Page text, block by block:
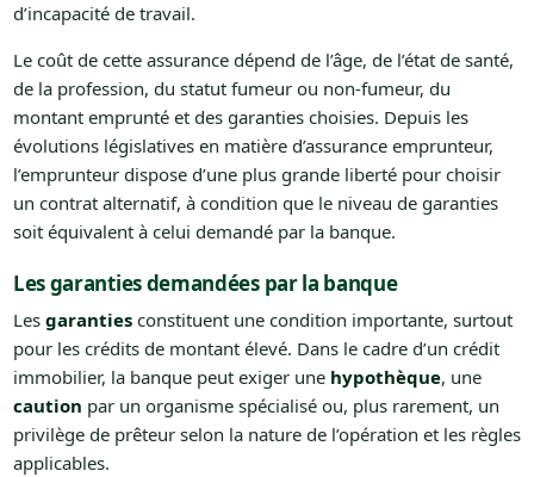
d’incapacité de travail.
Le coût de cette assurance dépend de l’âge, de l’état de santé,
de la profession, du statut fumeur ou non-fumeur, du
montant emprunté et des garanties choisies. Depuis les
évolutions législatives en matière d’assurance emprunteur,
l’emprunteur dispose d’une plus grande liberté pour choisir
un contrat alternatif, à condition que le niveau de garanties
soit équivalent à celui demandé par la banque.
Les garanties demandées par la banque
Les garantiesconstituent une condition importante, surtout
pour les crédits de montant élevé. Dans le cadre d’un crédit
immobilier, la banque peut exiger une hypothèque, une
caution par un organisme spécialisé ou, plus rarement, un
privilège de prêteur selon la nature de l’opération et les règles
applicables.